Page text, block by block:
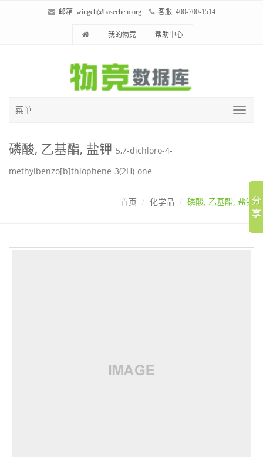
邮箱: wingch@basechem.org 客服: 400-700-1514
我的物竞 帮助中心
菜单
磷酸, 乙基酯, 盐钾 5,7-dichloro-4-
methylbenzo[b]thiophene-3(2H)-one
首页 化学品 磷酸, 乙基酯, 盐钾